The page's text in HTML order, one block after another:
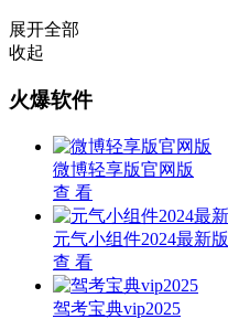
展开全部
收起
火爆软件
微博轻享版官网版
查 看
元气小组件2024最新版
查 看
驾考宝典vip2025